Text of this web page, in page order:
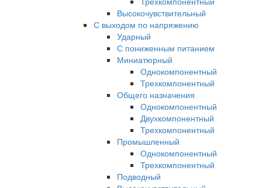
Высокочувствительный
С выходом по напряжению
Ударный
С пониженным питанием
Миниатюрный
Однокомпонентный
Трехкомпонентный
Общего назначения
Однокомпонентный
Двухкомпонентный
Трехкомпонентный
Промышленный
Однокомпонентный
Трехкомпонентный
Подводный